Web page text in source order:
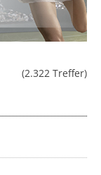
(2.322 Treffer)